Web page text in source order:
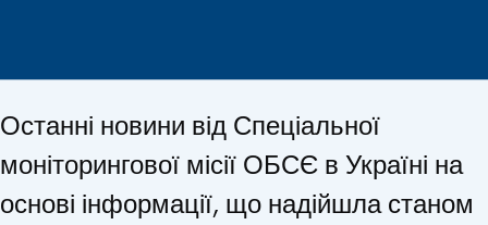
Останні новини від Спеціальної
моніторингової місії ОБСЄ в Україні на
основі інформації, що надійшла станом